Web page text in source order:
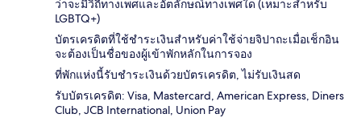
ว่าจะมีวิถีทางเพศและอัตลักษณ์ทางเพศใด (เหมาะสำหรับ
LGBTQ+)
บัตรเครดิตที่ใช้ชำระเงินสำหรับค่าใช้จ่ายจิปาถะเมื่อเช็กอิน
จะต้องเป็นชื่อของผู้เข้าพักหลักในการจอง
ที่พักแห่งนี้รับชำระเงินด้วยบัตรเครดิต, ไม่รับเงินสด
รับบัตรเครดิต: Visa, Mastercard, American Express, Diners
Club, JCB International, Union Pay